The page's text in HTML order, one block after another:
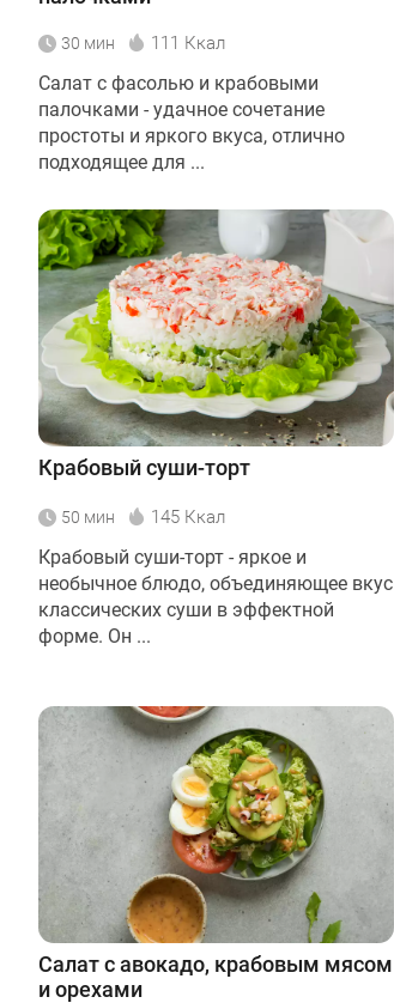
30 мин 111 Ккал
Салат с фасолью и крабовыми
палочками - удачное сочетание
простоты и яркого вкуса, отлично
подходящее для ...
Крабовый суши-торт
50 мин 145 Ккал
Крабовый суши-торт - яркое и
необычное блюдо, объединяющее вкус
классических суши в эффектной
форме. Он ...
Салат с авокадо, крабовым мясом
и орехами